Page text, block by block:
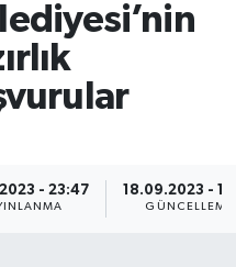
- 23:47 18.09.2023 -
GÜNCELLEME
ve Fikstür